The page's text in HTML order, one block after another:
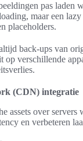
pas laden
maar een
placeholders.
back-ups van
op verschillende
(CDN) integratie
assets over
en verbeteren